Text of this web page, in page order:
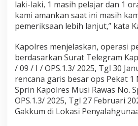
laki-laki, 1 masih pelajar dan 1
kami amankan saat ini masih
pemeriksaan lebih lanjut,” kata
Kapolres menjelaskan, operasi
berdasarkan Surat Telegram
/ 09 / I / OPS.1.3/ 2025, Tgl 30
rencana garis besar ops Pekat 1
Sprin Kapolres Musi Rawas No.
OPS.1.3/ 2025, Tgl 27 Februari
Gakkum di Lokasi